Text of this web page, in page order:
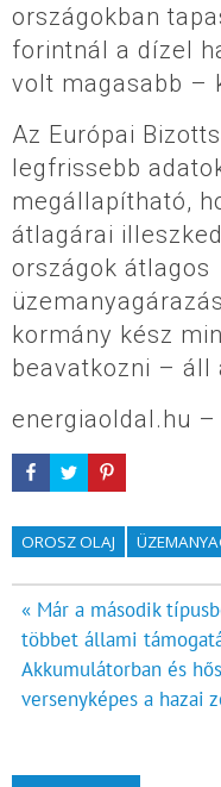
országokban
forintnál a dízel
volt magasabb –
Az Európai
legfrissebb
megállapítható,
átlagárai
országok átlagos
kormány kész
beavatkozni – áll
energiaoldal.hu –
OROSZ OLAJ
Bejegyzés
navigáció
« Már a második
többet állami
Akkumulátorban és
versenyképes a hazai